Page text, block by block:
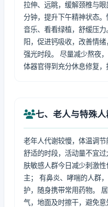
拉伸、远眺，缓解颈椎与
分钟，提升下午精神状态
音乐、看看绿植，舒缓压
阳，促进钙吸收，改善情
强光时段。 尽量减少熬夜
体器官得到充分休息修复，
七、老人与特殊
老年人代谢较慢，体温调
舒适的时段，活动量不宜
肤敏感人群今日减少刺激
主； 有鼻炎、哮喘的人群
护，随身携带常用药物。
气，地面及时擦干，避免意